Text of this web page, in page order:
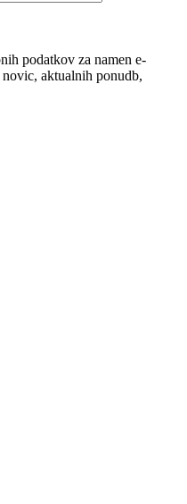
podatkov za namen e-
aktualnih ponudb,